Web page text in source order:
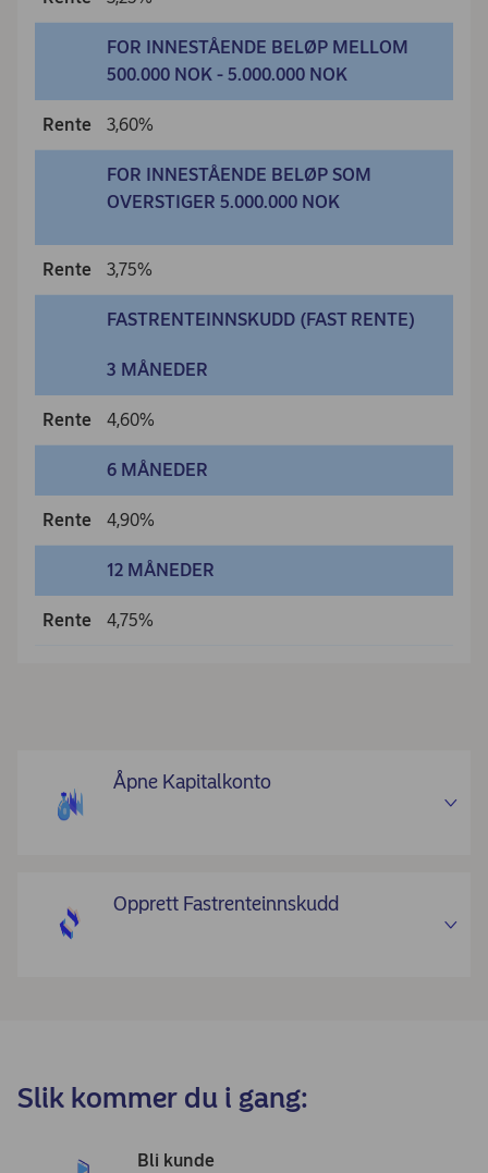
FOR INNESTÅENDE BELØP MELLOM
500.000 NOK - 5.000.000 NOK
Rente 3,60%
FOR INNESTÅENDE BELØP SOM
OVERSTIGER 5.000.000 NOK
Rente 3,75%
FASTRENTEINNSKUDD (FAST RENTE)
3 MÅNEDER
Rente 4,60%
6 MÅNEDER
Rente 4,90%
12 MÅNEDER
Rente 4,75%
Åpne Kapitalkonto
Opprett Fastrenteinnskudd
Slik kommer du i gang:
Bli kunde